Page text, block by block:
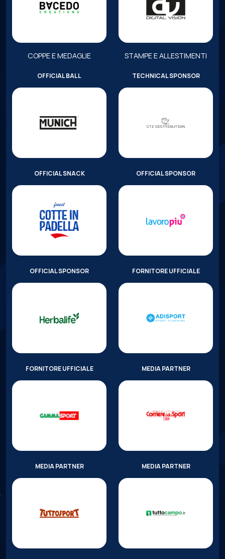
COPPE E MEDAGLIE STAMPE E ALLESTIMENTI
OFFICIAL BALL TECHNICAL SPONSOR
OFFICIAL SNACK OFFICIAL SPONSOR
OFFICIAL SPONSOR FORNITORE UFFICIALE
FORNITORE UFFICIALE MEDIA PARTNER
MEDIA PARTNER MEDIA PARTNER